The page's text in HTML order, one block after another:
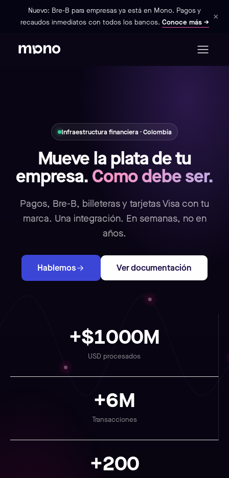
Nuevo: Bre-B para empresas ya está en Mono. Pagos y
recaudos inmediatos con todos los bancos. Conoce más →
×
Infraestructura financiera · Colombia
Mueve la plata de tu
empresa.Como debe ser.
Pagos, Bre-B, billeteras y tarjetas Visa con tu
marca. Una integración. En semanas, no en
años.
Hablemos Ver documentación
+$1000M
USD procesados
+6M
Transacciones
+200